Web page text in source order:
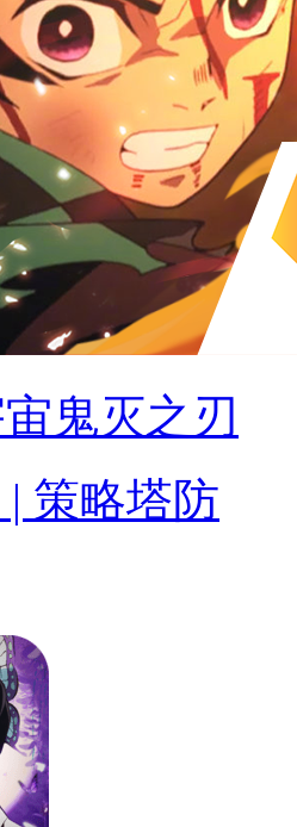
鬼灭之刃
| 策略塔防